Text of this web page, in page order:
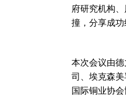
府研究机构
撞，分享成
本次会议由
司、埃克森
国际铜业协会